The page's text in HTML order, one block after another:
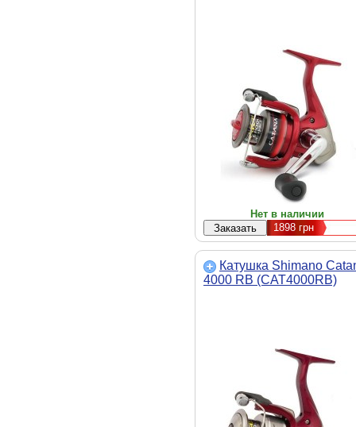
Нет в наличии
1898 грн
Катушка Shimano
4000 RB (CAT4000RB)